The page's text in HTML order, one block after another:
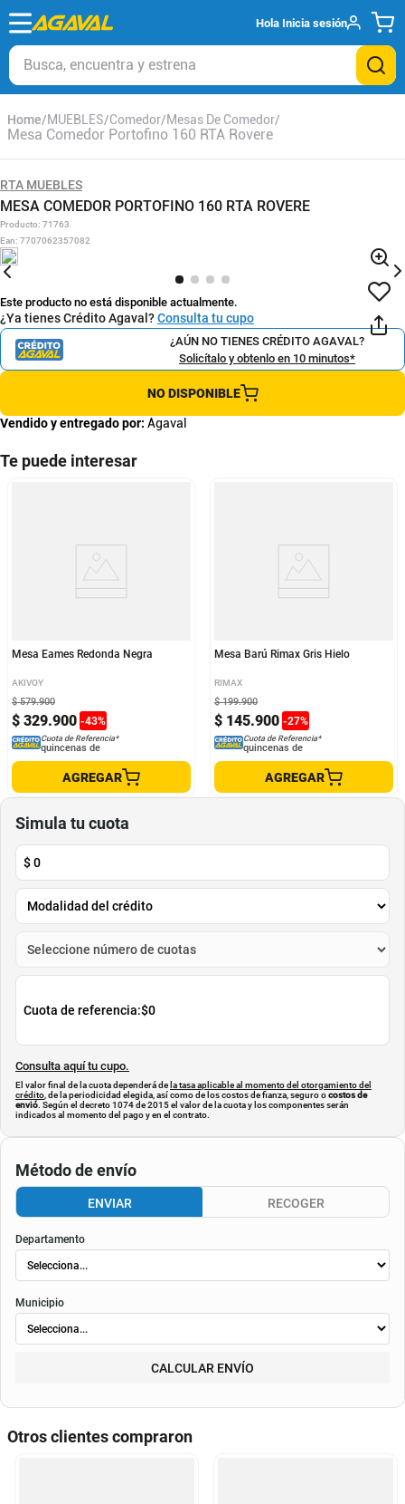
Hola Inicia sesión
Busca, encuentra y estrena
MUEBLES Comedor Mesas De Comedor
Mesa Comedor Portofino 160 RTA Rovere
RTA MUEBLES
MESA COMEDOR PORTOFINO 160 RTA ROVERE
Producto: 71763
Ean: 7707062357082
Este producto no está disponible actualmente.
¿Ya tienes Crédito Agaval?Consulta tu cupo
¿AÚN NO TIENES CRÉDITO AGAVAL?
Solicítalo y obtenlo en 10 minutos*
NO DISPONIBLE
Vendido y entregado por: Agaval
Te puede interesar
Mesa Eames Redonda Negra
AKIVOY
$ 329.900 -43%
$ 579.900
Cuota de Referencia*
quincenas de
AGREGAR
Mesa Barú Rimax Gris Hielo
RIMAX
$ 145.900 -27%
$ 199.900
Cuota de Referencia*
quincenas de
AGREGAR
Simula tu cuota
$0
Cuota de referencia:$0
Consulta aquí tu cupo.
El valor final de la cuota dependerá de la tasa aplicable al momento del otorgamiento del
crédito , de la periodicidad elegida, así como de los costos de fianza, seguro ocostos de
envió. Según el decreto 1074 de 2015 el valor de la cuota y los componentes serán
indicados al momento del pago y en el contrato.
Método de envío
ENVIAR RECOGER
Departamento
Municipio
CALCULAR ENVÍO
Otros clientes compraron